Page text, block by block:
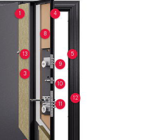
1
3
4
5
8
9
10
11
12
13